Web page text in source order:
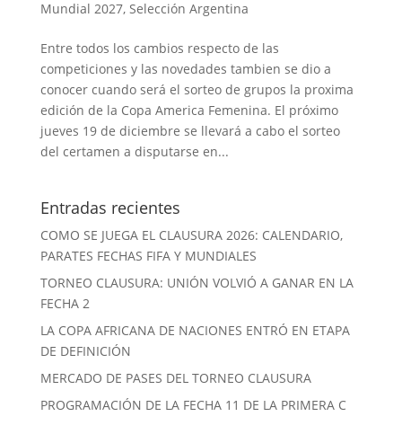
Mundial 2027, Selección Argentina
Entre todos los cambios respecto de las
competiciones y las novedades tambien se dio a
conocer cuando será el sorteo de grupos la proxima
edición de la Copa America Femenina. El próximo
jueves 19 de diciembre se llevará a cabo el sorteo
del certamen a disputarse en...
Entradas recientes
COMO SE JUEGA EL CLAUSURA 2026: CALENDARIO,
PARATES FECHAS FIFA Y MUNDIALES
TORNEO CLAUSURA: UNIÓN VOLVIÓ A GANAR EN LA
FECHA 2
LA COPA AFRICANA DE NACIONES ENTRÓ EN ETAPA
DE DEFINICIÓN
MERCADO DE PASES DEL TORNEO CLAUSURA
PROGRAMACIÓN DE LA FECHA 11 DE LA PRIMERA C